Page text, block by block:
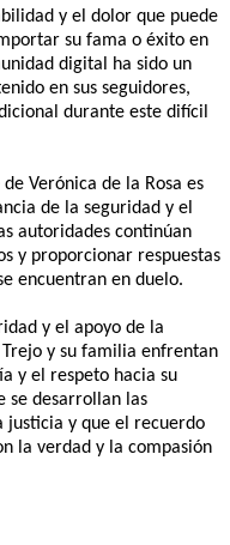
y el dolor que puede
su fama o éxito en
digital ha sido un
en sus seguidores,
durante este difícil
Verónica de la Rosa es
de la seguridad y el
autoridades continúan
y proporcionar respuestas
encuentran en duelo.
y el apoyo de la
y su familia enfrentan
y el respeto hacia su
se desarrollan las
justicia y que el recuerdo
la verdad y la compasión